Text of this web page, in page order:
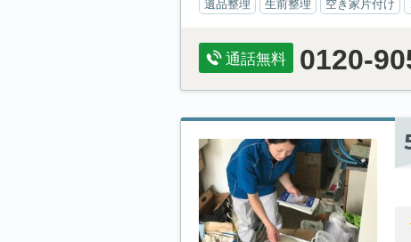
遺品整理 生前整理 空き家片付け
通話無料 0120-